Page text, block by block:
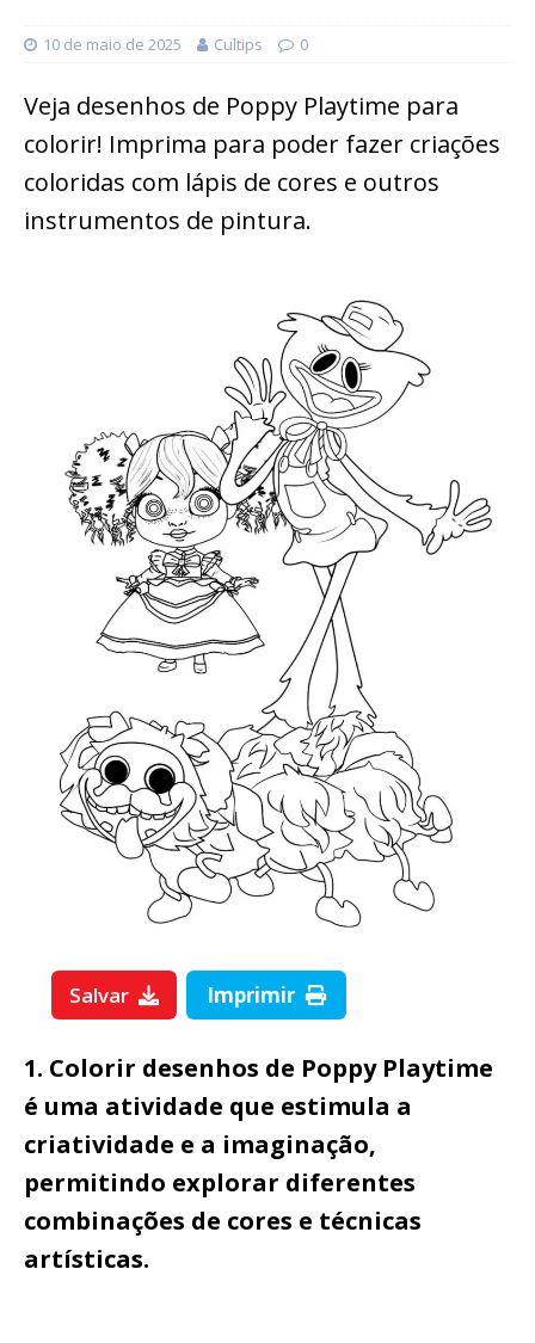
10 de maio de 2025 Cultips 0
Veja desenhos de Poppy Playtime para
colorir! Imprima para poder fazer criações
coloridas com lápis de cores e outros
instrumentos de pintura.
Salvar Imprimir
1. Colorir desenhos de Poppy Playtime
é uma atividade que estimula a
criatividade e a imaginação,
permitindo explorar diferentes
combinações de cores e técnicas
artísticas.